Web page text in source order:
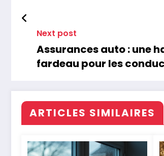
Next post
Assurances auto : une
fardeau pour les
ARTICLES SIMILAIRES